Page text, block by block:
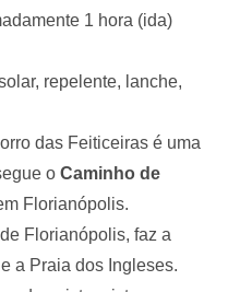
1 hora (ida)
repelente, lanche,
das Feiticeiras é uma
oCaminho de
Florianópolis.
Florianópolis, faz a
a Praia dos Ingleses.